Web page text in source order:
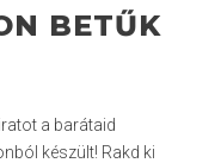
BETŰK
a barátaid
készült! Rakd ki